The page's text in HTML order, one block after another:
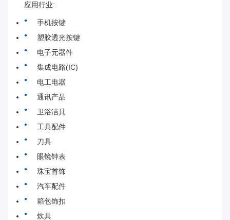
应用行业:
手机按键
塑胶透光按键
电子元器件
集成电路(IC)
电工电器
通讯产品
卫浴洁具
工具配件
刀具
眼镜钟表
珠宝首饰
汽车配件
箱包饰扣
炊具